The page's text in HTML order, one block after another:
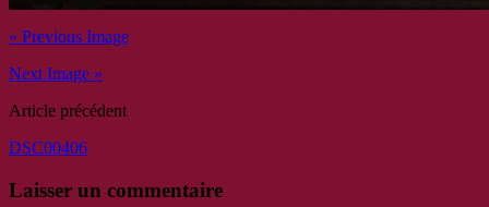
« Previous Image
Next Image »
Article précédent
DSC00406
Laisser un commentaire